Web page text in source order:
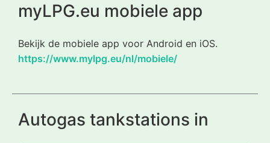
myLPG.eu mobiele app
Bekijk de mobiele app voor Android en iOS.
https://www.mylpg.eu/nl/mobiele/
Autogas tankstations in